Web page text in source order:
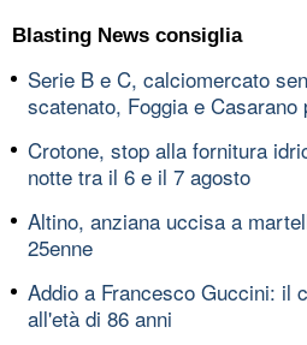
Blasting News consiglia
Serie B e C, calciomercato
scatenato, Foggia e Casarano
Crotone, stop alla fornitura
notte tra il 6 e il 7 agosto
Altino, anziana uccisa a
25enne
Addio a Francesco Guccini: il
all'età di 86 anni